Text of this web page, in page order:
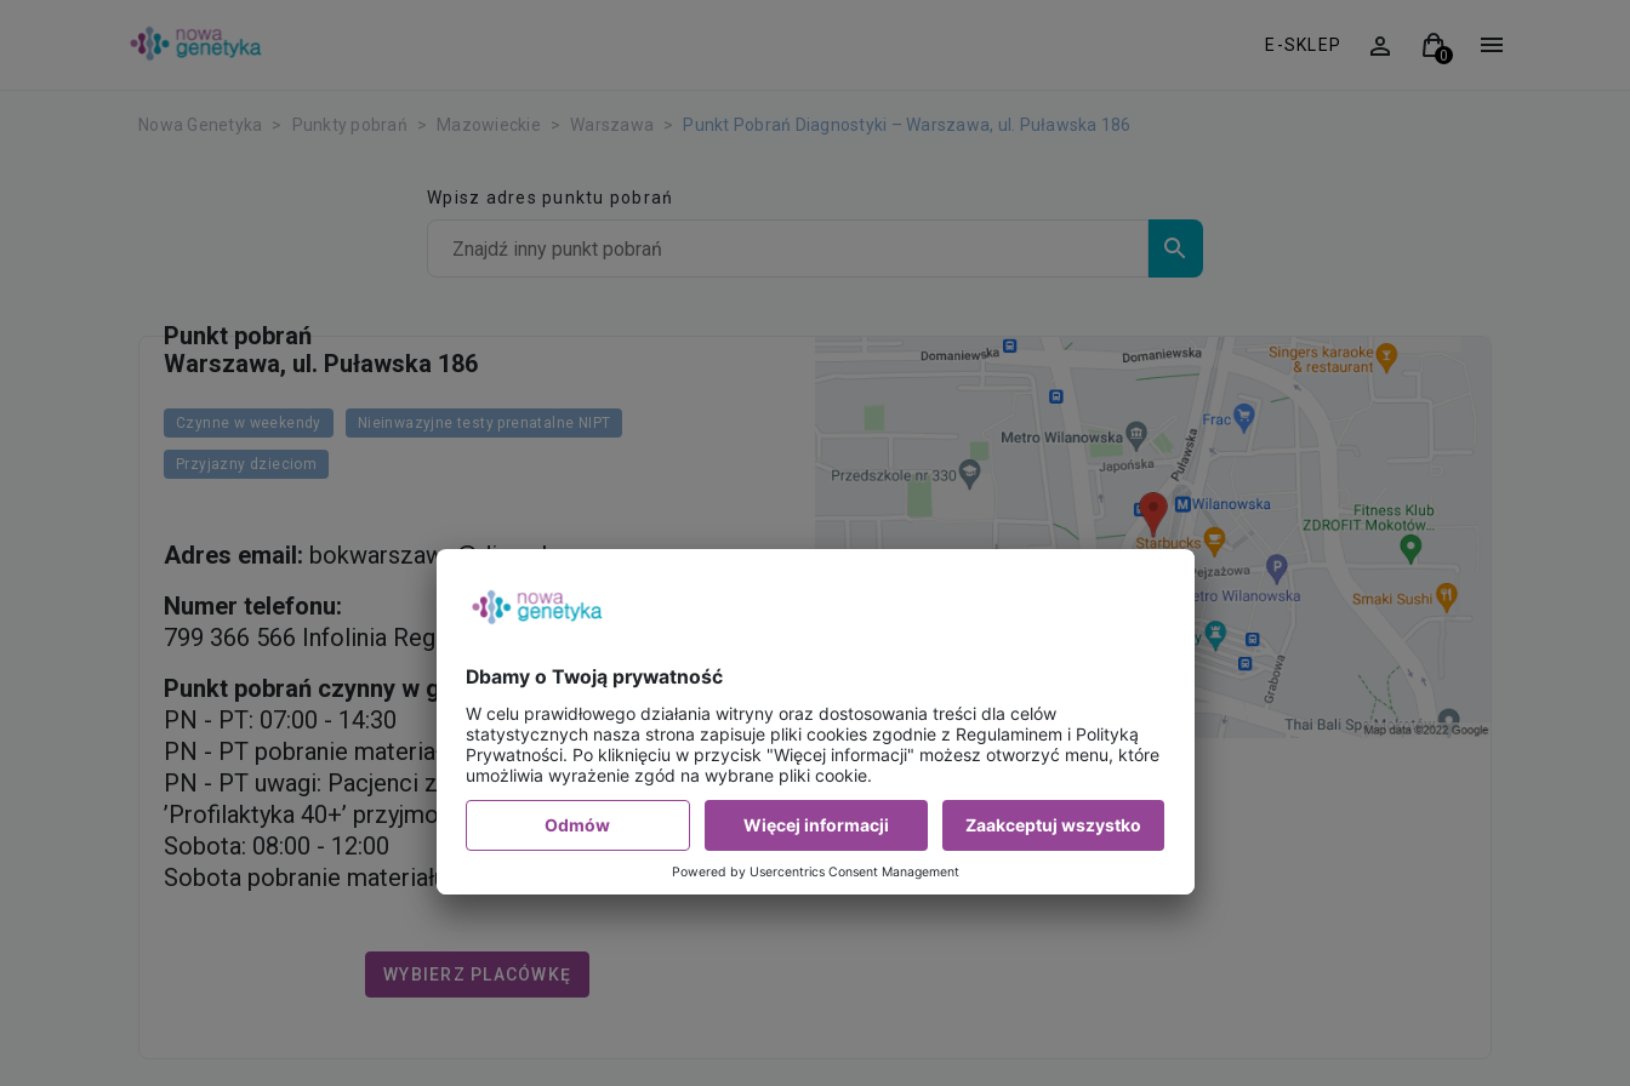
E-SKLEP
Nowa Genetyka Punkty pobrań Mazowieckie Warszawa Punkt Pobrań Diagnostyki – Warszawa, ul. Puławska 186
Wpisz adres punktu pobrań
Punkt pobrań
Warszawa, ul. Puławska 186
Czynne w weekendy Nieinwazyjne testy prenatalne NIPT
Przyjazny dzieciom
Adres email: bokwarszawa@diag.pl
Numer telefonu:
799 366 566 Infolinia Regionalna
Punkt pobrań czynny w godzinach:
PN - PT: 07:00 - 14:30
PN - PT pobranie materiału do: 14:00
PN - PT uwagi: Pacjenci ze skierowaniami z Programu
’Profilaktyka 40+’ przyjmowani są w godz. 8:00-14:00
Sobota: 08:00 - 12:00
Sobota pobranie materiału do: 12:00
WYBIERZ PLACÓWKĘ